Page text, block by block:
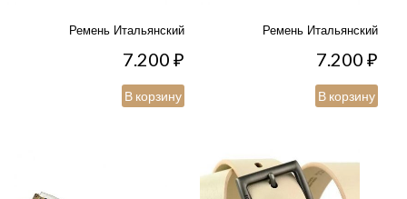
Ремень Итальянский
7.200₽
В корзину
Ремень Итальянский
7.200₽
В корзину